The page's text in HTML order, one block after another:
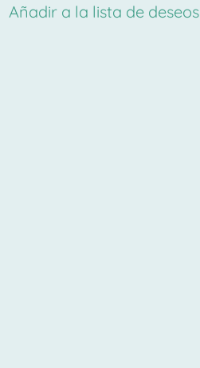
Añadir a la lista de deseos